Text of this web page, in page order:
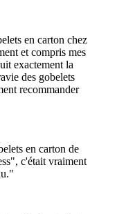
en carton chez
et compris mes
exactement la
des gobelets
recommander
en carton de
c'était vraiment